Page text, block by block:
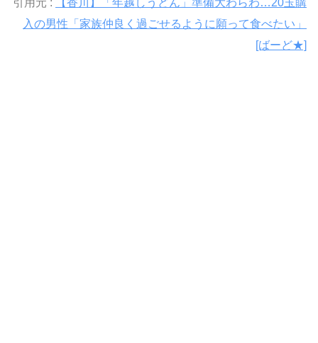
引用元 :
【香川】「年越しうどん」準備大わらわ…20玉購
入の男性「家族仲良く過ごせるように願って食べたい」
[ばーど★]